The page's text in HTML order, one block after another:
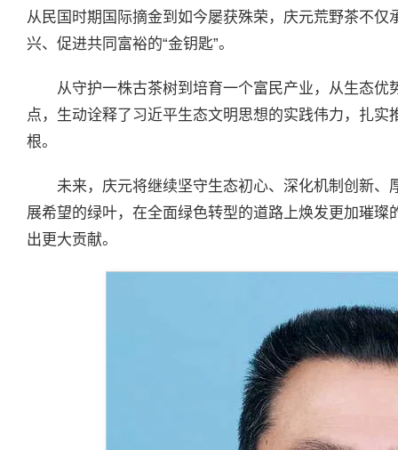
从民国时期国际摘金到如今屡获殊荣，庆元荒野茶不
兴、促进共同富裕的“金钥匙”。
从守护一株古茶树到培育一个富民产业，从生态
点，生动诠释了习近平生态文明思想的实践伟力，扎
根。
未来，庆元将继续坚守生态初心、深化机制创新
展希望的绿叶，在全面绿色转型的道路上焕发更加璀
出更大贡献。